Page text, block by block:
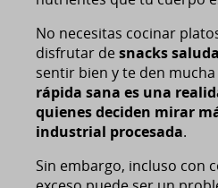
No necesitas cocinar
disfrutar desnacks
sentir bien y te den mucha
rápida sana es una
quienes deciden mirar
industrial procesada.
Sin embargo, incluso con